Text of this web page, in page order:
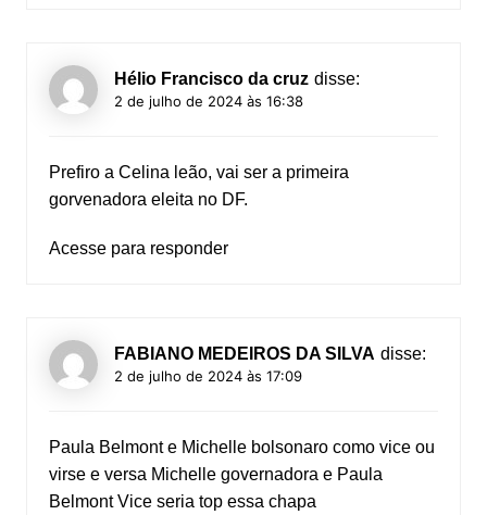
Hélio Francisco da cruz disse:
2 de julho de 2024 às 16:38
Prefiro a Celina leão, vai ser a primeira
gorvenadora eleita no DF.
Acesse para responder
FABIANO MEDEIROS DA SILVA disse:
2 de julho de 2024 às 17:09
Paula Belmont e Michelle bolsonaro como vice ou
virse e versa Michelle governadora e Paula
Belmont Vice seria top essa chapa